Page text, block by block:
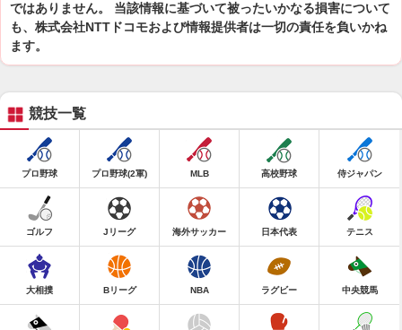
ではありません。 当該情報に基づいて被ったいかなる損害について
も、株式会社NTTドコモおよび情報提供者は一切の責任を負いかね
ます。
競技一覧
プロ野球 プロ野球(2軍) MLB 高校野球 侍ジャパン
ゴルフ Jリーグ 海外サッカー 日本代表 テニス
大相撲 Bリーグ NBA ラグビー 中央競馬